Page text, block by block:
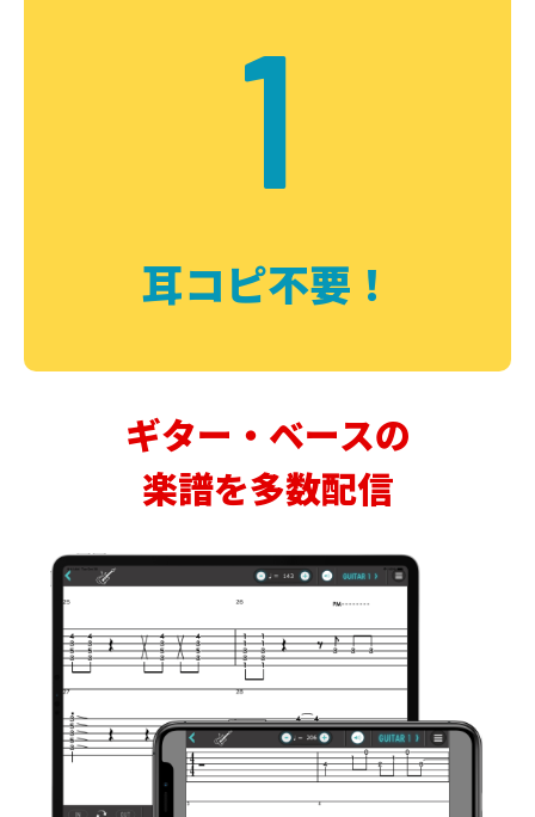
1
耳コピ不要！
ギター・ベースの
楽譜を多数配信